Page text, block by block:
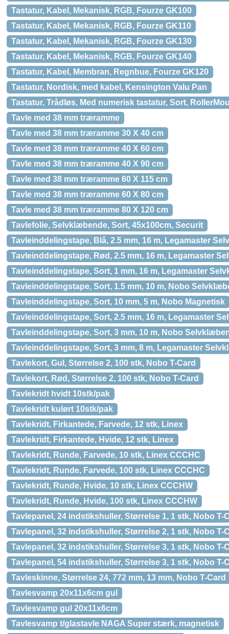
Tastatur, Kabel, Mekanisk, RGB, Fourze GK100
Tastatur, Kabel, Mekanisk, RGB, Fourze GK110
Tastatur, Kabel, Mekanisk, RGB, Fourze GK130
Tastatur, Kabel, Mekanisk, RGB, Fourze GK140
Tastatur, Kabel, Membran, Regnbue, Fourze GK120
Tastatur, Nordisk, med kabel, Kensington Valu Pan
Tastatur, Trådløs, Med numerisk tastatur, Sort,
Tavle med 38 mm træramme
Tavle med 38 mm træramme 30 X 40 cm
Tavle med 38 mm træramme 40 X 60 cm
Tavle med 38 mm træramme 40 X 90 cm
Tavle med 38 mm træramme 60 X 115 cm
Tavle med 38 mm træramme 60 X 80 cm
Tavle med 38 mm træramme 80 X 120 cm
Tavlefolie, Selvklæbende, Sort, 45x100cm, Securit
Tavleinddelingstape, Blå, 2.5 mm, 16 m, Legamaster
Tavleinddelingstape, Rød, 2.5 mm, 16 m, Legamaster
Tavleinddelingstape, Sort, 1 mm, 16 m, Legamaster
Tavleinddelingstape, Sort, 1.5 mm, 10 m, Nobo
Tavleinddelingstape, Sort, 10 mm, 5 m, Nobo Magnetisk
Tavleinddelingstape, Sort, 2.5 mm, 16 m, Legamaster
Tavleinddelingstape, Sort, 3 mm, 10 m, Nobo
Tavleinddelingstape, Sort, 3 mm, 8 m, Legamaster
Tavlekort, Gul, Størrelse 2, 100 stk, Nobo T-Card
Tavlekort, Rød, Størrelse 2, 100 stk, Nobo T-Card
Tavlekridt hvidt 10stk/pak
Tavlekridt kulørt 10stk/pak
Tavlekridt, Firkantede, Farvede, 12 stk, Linex
Tavlekridt, Firkantede, Hvide, 12 stk, Linex
Tavlekridt, Runde, Farvede, 10 stk, Linex CCCHC
Tavlekridt, Runde, Farvede, 100 stk, Linex CCCHC
Tavlekridt, Runde, Hvide, 10 stk, Linex CCCHW
Tavlekridt, Runde, Hvide, 100 stk, Linex CCCHW
Tavlepanel, 24 indstikshuller, Størrelse 1, 1 stk, Nobo T-
Tavlepanel, 32 indstikshuller, Størrelse 2, 1 stk, Nobo T-
Tavlepanel, 32 indstikshuller, Størrelse 3, 1 stk, Nobo T-
Tavlepanel, 54 indstikshuller, Størrelse 3, 1 stk, Nobo T-
Tavleskinne, Størrelse 24, 772 mm, 13 mm, Nobo T-Card
Tavlesvamp 20x11x6cm gul
Tavlesvamp gul 20x11x6cm
Tavlesvamp t/glastavle NAGA Super stærk, magnetisk